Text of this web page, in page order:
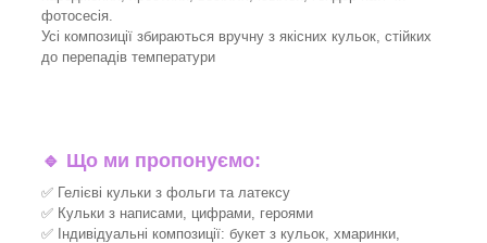
фотосесія.
Усі композиції збираються вручну з якісних кульок, стійких
до перепадів температури
🔹 Що ми пропонуємо:
✅ Гелієві кульки з фольги та латексу
✅ Кульки з написами, цифрами, героями
✅ Індивідуальні композиції: букет з кульок, хмаринки,